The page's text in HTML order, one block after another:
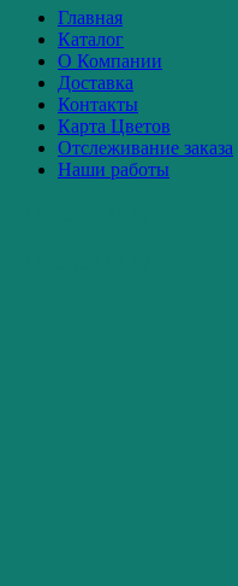
Главная
Каталог
О Компании
Доставка
Контакты
Карта Цветов
Отслеживание заказа
Наши работы